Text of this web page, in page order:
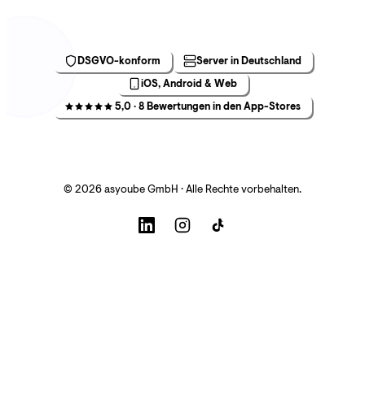
DSGVO-konform
Server in Deutschland
iOS, Android & Web
5,0 · 8 Bewertungen in den App-Stores
© 2026 asyoube GmbH · Alle Rechte vorbehalten.